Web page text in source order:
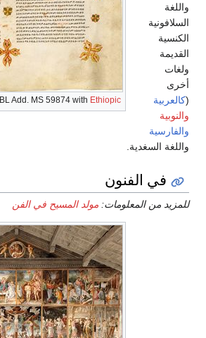
BL Add. MS 59874 with Ethiopic
واللغة
السلافونية
الكنسية
القديمة
ولغات
أخرى
(كالعربية
والنوبية
والفارسية
واللغة السغدية.
في الفنون
للمزيد من المعلومات: مولد المسيح في الفن